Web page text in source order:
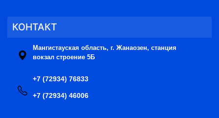
КОНТАКТ
Мангистауская область, г. Жанаозен, станция
вокзал строение 5Б
+7 (72934) 76833
+7 (72934) 46006